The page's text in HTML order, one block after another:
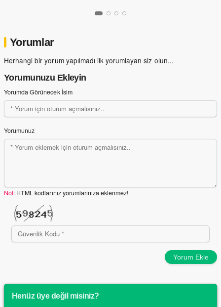
Yorumlar
Herhangi bir yorum yapılmadı ilk yorumlayan siz olun...
Yorumunuzu Ekleyin
Yorumda Görünecek İsim
Yorumunuz
Not: HTML kodlarınız yorumlarınıza eklenmez!
Yorum Ekle
Henüz üye değil misiniz?